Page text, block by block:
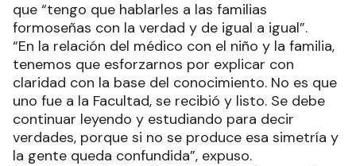
que “tengo que hablarles a las familias
formoseñas con la verdad y de igual a igual”.
“En la relación del médico con el niño y la familia,
tenemos que esforzarnos por explicar con
claridad con la base del conocimiento. No es que
uno fue a la Facultad, se recibió y listo. Se debe
continuar leyendo y estudiando para decir
verdades, porque si no se produce esa simetría y
la gente queda confundida”, expuso.